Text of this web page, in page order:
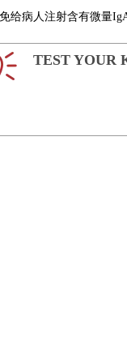
给病人注射含有微量
TEST YOUR